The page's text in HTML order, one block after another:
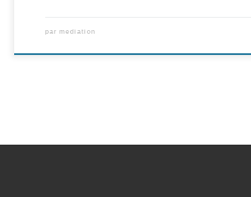
par mediation